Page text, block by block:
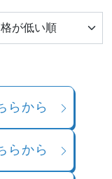
らから
らから